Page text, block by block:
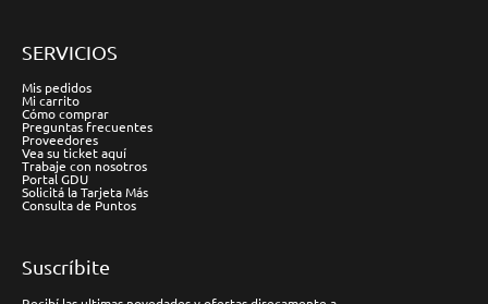
SERVICIOS
Mis pedidos
Mi carrito
Cómo comprar
Preguntas frecuentes
Proveedores
Vea su ticket aquí
Trabaje con nosotros
Portal GDU
Solicitá la Tarjeta Más
Consulta de Puntos
Suscríbite